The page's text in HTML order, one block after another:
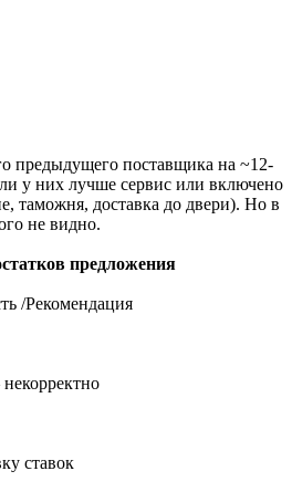
предыдущего поставщика на ~12-
у них лучше сервис или включено
таможня, доставка до двери). Но в
не видно.
предложения
/Рекомендация
ставок